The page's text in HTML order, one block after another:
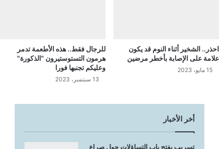
احذر.. الشخير أثناء النوم قد يكون
علامة على الإصابة بأخطر مرضين
15 مايو، 2023
للرجال فقط.. هذه الأطعمة تدمر
هرمون التستوستيرون "الذكورة"
وعليكم تجنبها فورا
13 سبتمبر، 2023
أخر الأخبار
تسريب يفتح باب التساؤلات حول صراع